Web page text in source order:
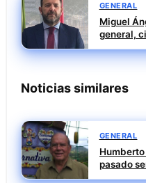
GENERAL
Miguel
general,
públicas
Noticias similares
GENERAL
pasado
alcanza a